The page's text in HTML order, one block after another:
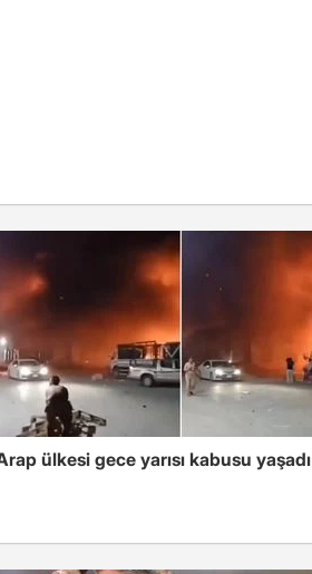
ülkesi gece yarısı kabusu yaşadı